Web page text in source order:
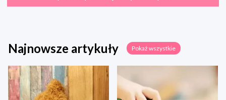
Najnowsze artykuły Pokaż wszystkie